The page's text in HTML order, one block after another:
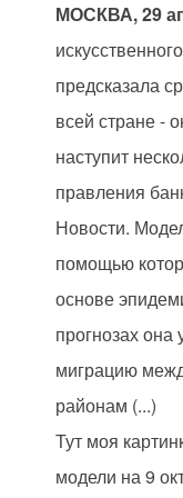
МОСКВА, 29
предсказала
всей стране -
наступит
правления
Новости.
помощью
основе
прогнозах
миграцию
районам (...)
Тут моя
модели на 9